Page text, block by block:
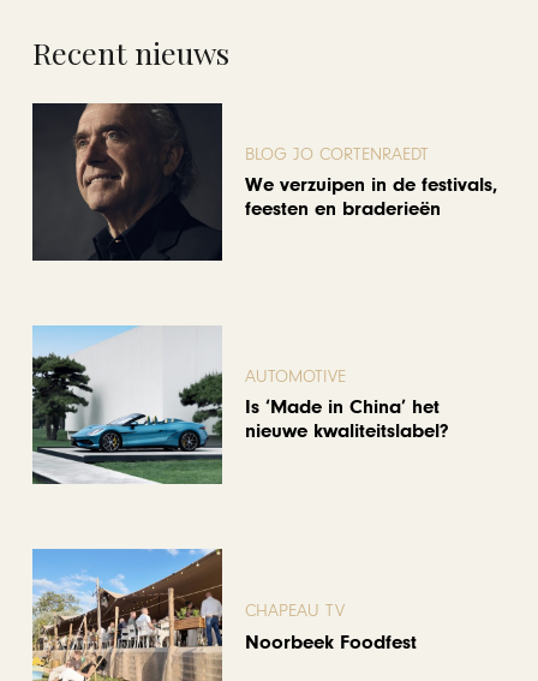
Recent nieuws
BLOG JO CORTENRAEDT
We verzuipen in de festivals,
feesten en braderieën
AUTOMOTIVE
Is ‘Made in China’ het
nieuwe kwaliteitslabel?
CHAPEAU TV
Noorbeek Foodfest